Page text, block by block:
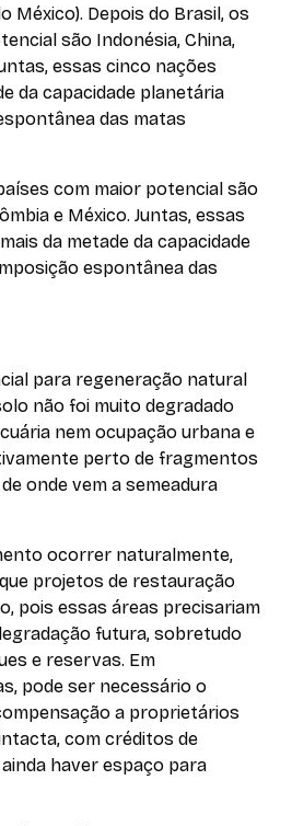
México). Depois do Brasil, os
são Indonésia, China,
essas cinco nações
da capacidade planetária
das matas
com maior potencial são
e México. Juntas, essas
da metade da capacidade
espontânea das
para regeneração natural
não foi muito degradado
nem ocupação urbana e
perto de fragmentos
onde vem a semeadura
ocorrer naturalmente,
projetos de restauração
pois essas áreas precisariam
futura, sobretudo
e reservas. Em
pode ser necessário o
a proprietários
com créditos de
haver espaço para